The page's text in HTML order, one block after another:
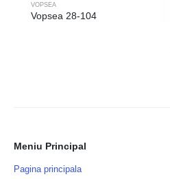
VOPSEA
Vopsea 28-104
Meniu Principal
Pagina principala